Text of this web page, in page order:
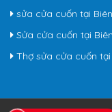
sửa cửa cuốn tại
Sửa cửa cuốn tại
Thợ sửa cửa cuốn